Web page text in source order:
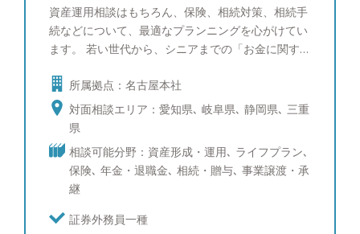
資産運用相談はもちろん、保険、相続対策、相続手
続などについて、最適なプランニングを心がけてい
ます。 若い世代から、シニアまでの「お金に関す
産3000万以上のお客様を中心に対応しておりま
す。
所属拠点：名古屋本社
対面相談エリア：愛知県､ 岐阜県､ 静岡県､ 三重
県
相談可能分野：資産形成・運用､ ライフプラン､
保険､ 年金・退職金､ 相続・贈与､ 事業譲渡・承
継
証券外務員一種